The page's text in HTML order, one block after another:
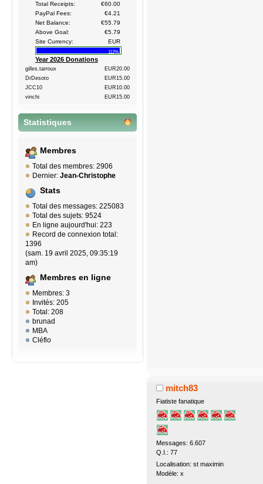
Total Receipts:
€60.00
PayPal Fees:
€4.21
Net Balance:
€55.79
Above Goal:
€5.79
Site Currency:
EUR
112%
Year 2026 Donations
gilles.tarroux
EUR20.00
DrDesoto
EUR15.00
JCC10
EUR10.00
vinchi
EUR15.00
Statistiques
Membres
Total des membres: 2906
Dernier: Jean-Christophe
Stats
Total des messages: 225083
Total des sujets: 9524
En ligne aujourd'hui: 223
Record de connexion total:
1396
(sam. 19 avril 2025, 09:35:19
am)
Membres en ligne
Membres: 3
Invités: 205
Total: 208
brunad
MBA
Cléflo
mitch83
Fiatiste fanatique
Messages: 6.607
Q.I.: 77
Localisation: st maximin
Modèle: x